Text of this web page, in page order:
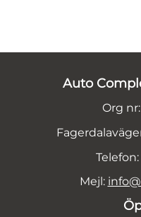
Auto
Org
Mejl: